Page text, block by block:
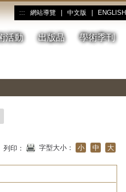
::: 網站導覽 中文版 ENGLISH
活動 出版品 學術季刊
列印： 字型大小： 小 中 大